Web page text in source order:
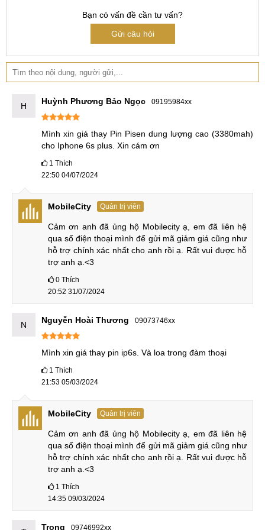
đầy đủ các tiêu chuẩn kỹ thuật:
Linh kiện Zin 100%: 100% Pin iPhone 6 tại MobileCity
Linh kiện Chính hãng, linh kiện Chất lượng
cao: 100% Pin iPhone 6 tại MobileCity Care là linh kiện
Chính hãng, linh kiện chất lượng cao với hiệu suất hoạt
động ổn định, bền bỉ tương đương linh kiện theo máy.
Nguồn gốc rõ ràng: 100% Pin iPhone 6 tại MobileCity
Care có nguồn gốc rõ ràng, là hàng có thương hiệu và
được cung cấp bởi những nhà phân phối đáng tin cậy
trên thị trường.
Giá rẻ nhất thị trường: Giá Pin iPhone 6 tại
MobileCity Care luôn rẻ nhất thị trường nhưng vẫn đảm
bảo chất lượng hàng đầu.
Giá rẻ, báo giá minh bạch, không phát sinh chi
Cam kết thay Pin iPhone 6 giá rẻ, công khai
Dịch vụ thay Pin iPhone 6 tại MobileCity Care có mức giá
cạnh tranh, được niêm yết rõ ràng và cam kết không phát
sinh thêm chi phí ngoài báo giá ban đầu.
Cạnh tranh, rẻ nhất thị trường
Pin iPhone 6 giá rẻ nhất thị trường.
Báo giá chính xác trước khi vào sửa chữa
MobileCity Care thay Pin iPhone 6 báo giá minh bạch
ngay từ đầu, không đội giá.
Không phát sinh chi phí khác
: MobileCity Care thay
Pin iPhone 6 chỉ thu đúng khoản chi phí được thông báo
trước đó, không có chi phí phụ phát sinh ngoài dự kiến.
Bạn có vấn đề cần tư vấn?
Gửi câu hỏi
H Huỳnh Phương Bảo Ngọc 09195984xx
Mình xin giá thay Pin Pisen dung lượng cao (3380mah)
cho Iphone 6s plus. Xin cám ơn
1 Thích
22:50 04/07/2024
MobileCity Quản trị viên
Cảm ơn anh đã ủng hộ Mobilecity ạ, em đã liên hệ
qua số điện thoại mình để gửi mã giảm giá cũng như
hỗ trợ chính xác nhất cho anh rồi ạ. Rất vui được hỗ
trợ anh ạ.<3
0 Thích
20:52 31/07/2024
N Nguyễn Hoài Thương 09073746xx
Mình xin giá thay pin ip6s. Và loa trong đàm thoại
1 Thích
21:53 05/03/2024
MobileCity Quản trị viên
Cảm ơn anh đã ủng hộ Mobilecity ạ, em đã liên hệ
qua số điện thoại mình để gửi mã giảm giá cũng như
hỗ trợ chính xác nhất cho anh rồi ạ. Rất vui được hỗ
trợ anh ạ.<3
1 Thích
14:35 09/03/2024
Trọng 09746992xx